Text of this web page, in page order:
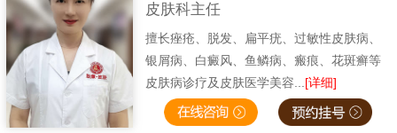
皮肤科主任
擅长痤疮、脱发、扁平疣、过敏性皮肤病、
银屑病、白癜风、鱼鳞病、瘢痕、花斑癣等
皮肤病诊疗及皮肤医学美容... [详细]